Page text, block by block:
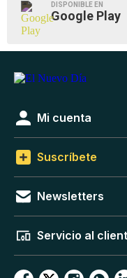
DISPONIBLE EN
Google Play
Mi cuenta
Suscríbete
Newsletters
Servicio al